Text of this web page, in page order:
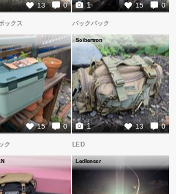
13 0 15 0
1
ックス
15 0
バックパック
Seibertron
13 0
1
ク LED
Ledlenser